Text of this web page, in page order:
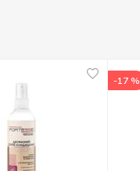
-17 %